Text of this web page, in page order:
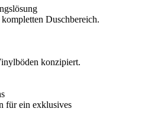
Duschbereich.
konzipiert.
für ein exklusives